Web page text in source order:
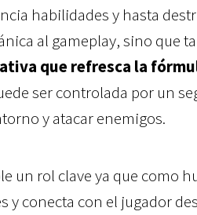
habilidades y hasta
al gameplay, sino que
que refresca la
ser controlada por un
y atacar enemigos.
un rol clave ya que como
y conecta con el jugador